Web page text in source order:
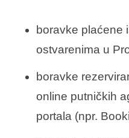
boravke plaćene
ostvarenima u
boravke
online putničkih
portala (npr.